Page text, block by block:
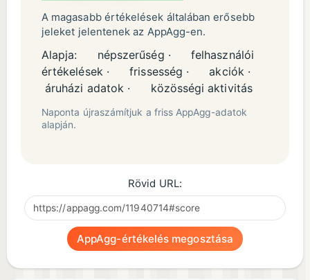
A magasabb értékelések általában erősebb
jeleket jelentenek az AppAgg-en.
Alapja: népszerűség ·
felhasználói
értékelések ·
frissesség ·
akciók ·
áruházi adatok ·
közösségi aktivitás
Naponta újraszámítjuk a friss AppAgg-adatok
alapján.
Rövid URL:
AppAgg-értékelés megosztása